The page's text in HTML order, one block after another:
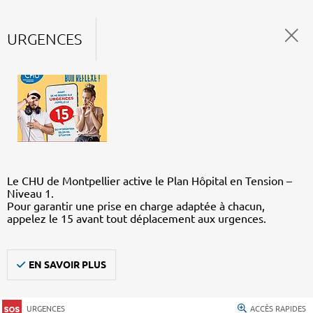
URGENCES
Le CHU de Montpellier active le Plan Hôpital en Tension –
Niveau 1.
Pour garantir une prise en charge adaptée à chacun,
appelez le 15 avant tout déplacement aux urgences.
EN SAVOIR PLUS
URGENCES ACCÈS RAPIDES